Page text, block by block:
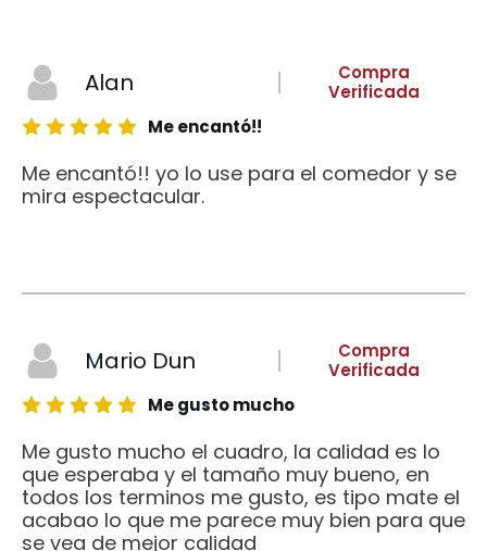
Alan
Compra
Verificada
Me encantó!!
Me encantó!! yo lo use para el comedor y se
mira espectacular.
Mario Dun
Compra
Verificada
Me gusto mucho
Me gusto mucho el cuadro, la calidad es lo
que esperaba y el tamaño muy bueno, en
todos los terminos me gusto, es tipo mate el
acabao lo que me parece muy bien para que
se vea de mejor calidad